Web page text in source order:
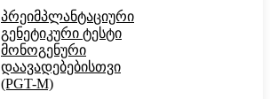
პრეიმპლანტაციური
გენეტიკური ტესტი
მონოგენური
დაავადებებისთვი
(PGT-M)